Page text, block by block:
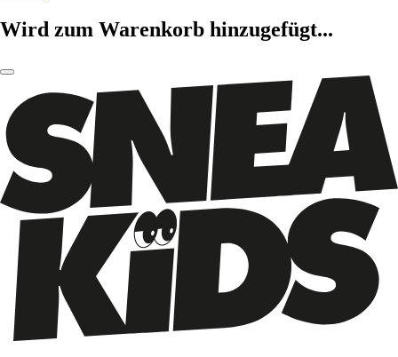
Wird zum Warenkorb hinzugefügt...